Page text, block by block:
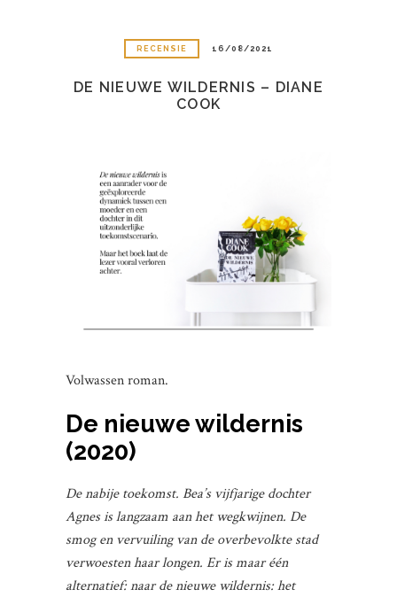
RECENSIE 16/08/2021
DE NIEUWE WILDERNIS – DIANE
COOK
Volwassen roman.
De nieuwe wildernis
(2020)
De nabije toekomst. Bea’s vijfjarige dochter
Agnes is langzaam aan het wegkwijnen. De
smog en vervuiling van de overbevolkte stad
verwoesten haar longen. Er is maar één
alternatief: naar de nieuwe wildernis: het